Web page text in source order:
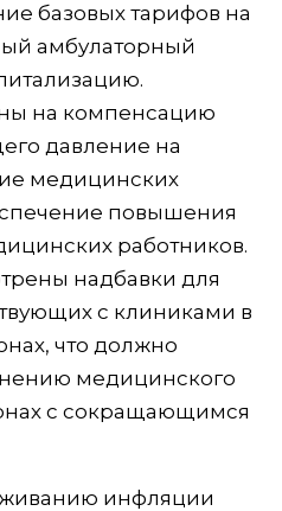
базовых тарифов на
амбулаторный
на компенсацию
давление на
медицинских
повышения
работников.
надбавки для
с клиниками в
что должно
медицинского
с сокращающимся
инфляции